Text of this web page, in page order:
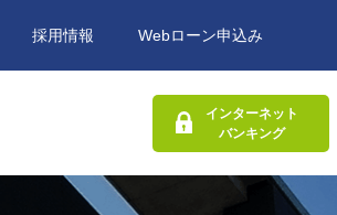
採用情報 Webローン申込み
インターネット
バンキング